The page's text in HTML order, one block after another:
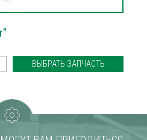
ВЫБРАТЬ ЗАПЧАСТЬ